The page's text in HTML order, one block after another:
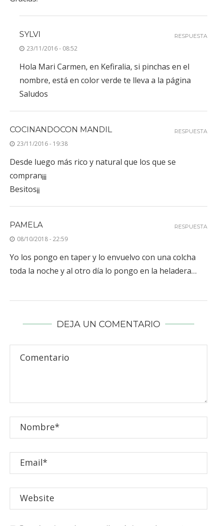
SYLVI
23/11/2016 - 08:52
Hola Mari Carmen, en Kefiralia, si pinchas en el
nombre, está en color verde te lleva a la página
Saludos
RESPUESTA
COCINANDOCON MANDIL
23/11/2016 - 19:38
Desde luego más rico y natural que los que se
compran¡¡¡
Besitos¡¡
RESPUESTA
PAMELA
08/10/2018 - 22:59
Yo los pongo en taper y lo envuelvo con una colcha
toda la noche y al otro día lo pongo en la heladera…
RESPUESTA
DEJA UN COMENTARIO